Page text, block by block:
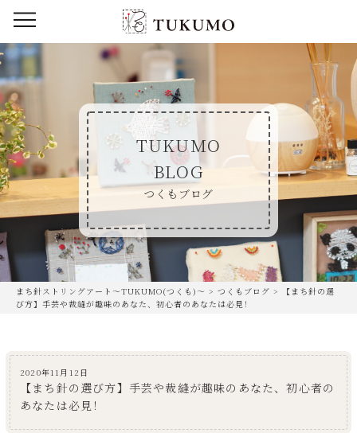
TUKUMO
BLOG
つくもブログ
まち針ストリングアート〜TUKUMO(つくも)〜 > つくもブログ >
【まち針の選
び方】手芸や裁縫が趣味のあなた、初心者のあなたは必見！
2020年11月12日
【まち針の選び方】手芸や裁縫が趣味のあなた、初心者の
あなたは必見！